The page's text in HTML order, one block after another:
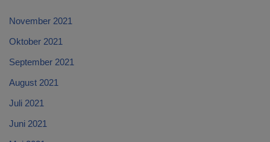
November 2021
Oktober 2021
September 2021
August 2021
Juli 2021
Juni 2021